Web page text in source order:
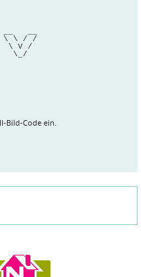
__
\ \ / /
\ V /
\_/
Bild-Code ein.